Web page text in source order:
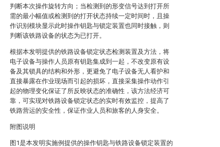
判断本次操作旋转方向；当检测到的形变信号达到打开所
需的最小幅值或检测到的打开状态持续一定时间时，且操
作识别模块显示此时操作钥匙与锁定装置也同时接触，则
判断该铁路设备的状态为已打开。
根据本发明提供的铁路设备锁定状态检测装置及方法，将
电子设备与操作人员原有钥匙集成到一起，不改变原有设
备及其锁具的结构和外形，更避免了电子设备无人看护和
直接暴露在作业现场而引起的损坏，直接采集操作动作引
起的物理变化保证了所反映状态的准确性，该方法经济可
靠，可实现对铁路设备锁定状态的实时有效监控，提高了
铁路营运的安全性，保证作业人员和旅客的人身安全。
附图说明
图1是本发明实施例提供的操作钥匙与铁路设备锁定装置的